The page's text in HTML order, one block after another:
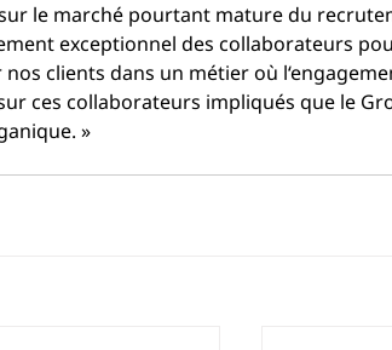
le marché pourtant mature du
exceptionnel des collaborateurs pou
nos clients dans un métier où l
ces collaborateurs impliqués que le
»